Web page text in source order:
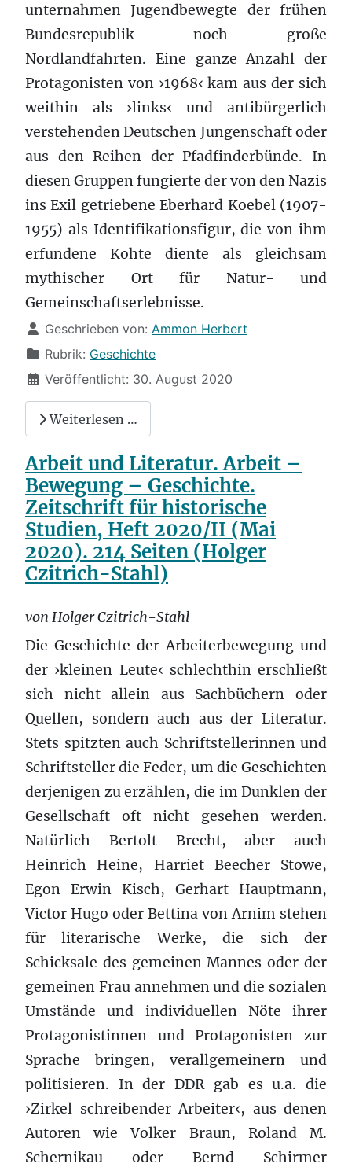
unternahmen Jugendbewegte der frühen
Bundesrepublik noch große
Nordlandfahrten. Eine ganze Anzahl der
Protagonisten von ›1968‹ kam aus der sich
weithin als ›links‹ und antibürgerlich
verstehenden Deutschen Jungenschaft oder
aus den Reihen der Pfadfinderbünde. In
diesen Gruppen fungierte der von den Nazis
ins Exil getriebene Eberhard Koebel (1907-
1955) als Identifikationsfigur, die von ihm
erfundene Kohte diente als gleichsam
mythischer Ort für Natur- und
Gemeinschaftserlebnisse.
DetailsGeschrieben von: Ammon Herbert
Rubrik: Geschichte
Veröffentlicht: 30. August 2020
Weiterlesen …
Arbeit und Literatur. Arbeit –
Bewegung – Geschichte.
Zeitschrift für historische
Studien, Heft 2020/II (Mai
2020). 214 Seiten (Holger
Czitrich-Stahl)
von Holger Czitrich-Stahl
Die Geschichte der Arbeiterbewegung und
der ›kleinen Leute‹ schlechthin erschließt
sich nicht allein aus Sachbüchern oder
Quellen, sondern auch aus der Literatur.
Stets spitzten auch Schriftstellerinnen und
Schriftsteller die Feder, um die Geschichten
derjenigen zu erzählen, die im Dunklen der
Gesellschaft oft nicht gesehen werden.
Natürlich Bertolt Brecht, aber auch
Heinrich Heine, Harriet Beecher Stowe,
Egon Erwin Kisch, Gerhart Hauptmann,
Victor Hugo oder Bettina von Arnim stehen
für literarische Werke, die sich der
Schicksale des gemeinen Mannes oder der
gemeinen Frau annehmen und die sozialen
Umstände und individuellen Nöte ihrer
Protagonistinnen und Protagonisten zur
Sprache bringen, verallgemeinern und
politisieren. In der DDR gab es u.a. die
›Zirkel schreibender Arbeiter‹, aus denen
Autoren wie Volker Braun, Roland M.
Schernikau oder Bernd Schirmer